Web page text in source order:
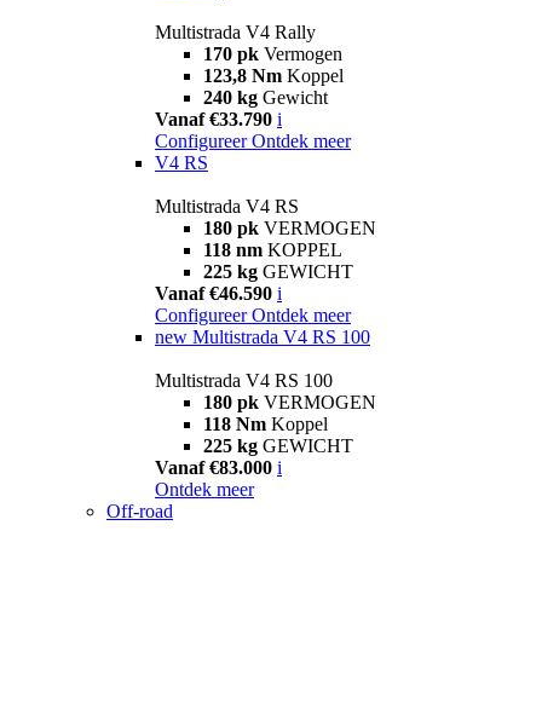
Multistrada V4 Rally
170 pk Vermogen
123,8 Nm Koppel
240 kg Gewicht
Vanaf €33.790 i
Configureer Ontdek meer
V4 RS
Multistrada V4 RS
180 pk VERMOGEN
118 nm KOPPEL
225 kg GEWICHT
Vanaf €46.590 i
Configureer Ontdek meer
new Multistrada V4 RS 100
Multistrada V4 RS 100
180 pk VERMOGEN
118 Nm Koppel
225 kg GEWICHT
Vanaf €83.000 i
Ontdek meer
Off-road